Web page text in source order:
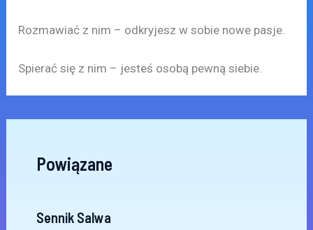
Rozmawiać z nim – odkryjesz w sobie nowe pasje.
Spierać się z nim – jesteś osobą pewną siebie.
Powiązane
Sennik Salwa